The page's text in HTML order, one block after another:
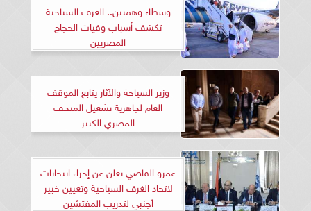
وسطاء وهميين.. الغرف السياحية
تكشف أسباب وفيات الحجاج
المصريين
وزير السياحة والآثار يتابع الموقف
العام لجاهزية تشغيل المتحف
المصري الكبير
عمرو القاضي يعلن عن إجراء انتخابات
لاتحاد الغرف السياحية وتعيين خبير
أجنبي لتدريب المفتشين